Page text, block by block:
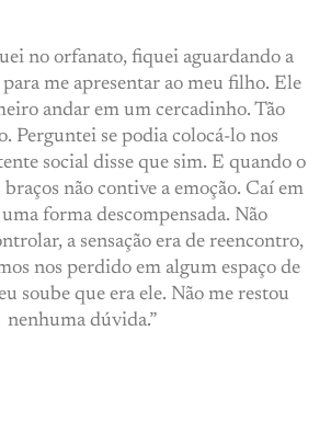
no orfanato, fiquei aguardando a
para me apresentar ao meu filho. Ele
andar em um cercadinho. Tão
Perguntei se podia colocá-lo nos
social disse que sim. E quando o
não contive a emoção. Caí em
forma descompensada. Não
a sensação era de reencontro,
nos perdido em algum espaço de
soube que era ele. Não me restou
nenhuma dúvida.”